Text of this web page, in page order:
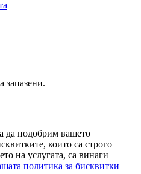
запазени.
да подобрим вашето
които са строго
на услугата, са винаги
политика за бисквитки